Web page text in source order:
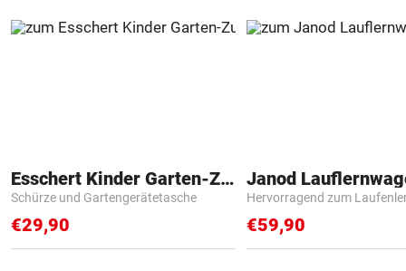
Esschert Kinder Garten-Zubehör
Schürze und Gartengerätetasche
€29,90
Janod
Hervorragend zum
€59,90